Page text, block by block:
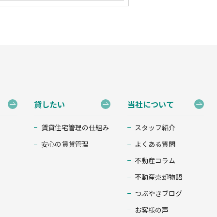
貸したい
賃貸住宅管理の仕組み
安心の賃貸管理
当社について
スタッフ紹介
よくある質問
不動産コラム
不動産売却物語
つぶやきブログ
お客様の声